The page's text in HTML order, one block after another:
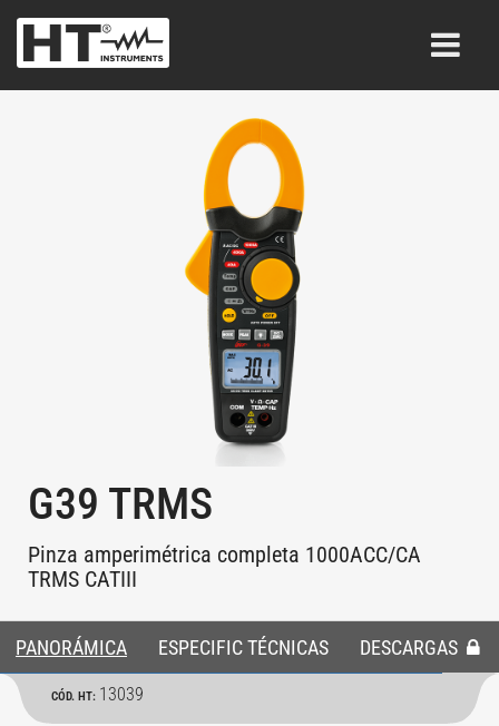
G39 TRMS
Pinza amperimétrica completa 1000ACC/CA
TRMS CATIII
PANORÁMICA ESPECIFIC TÉCNICAS DESCARGAS
CÓD. HT: 13039